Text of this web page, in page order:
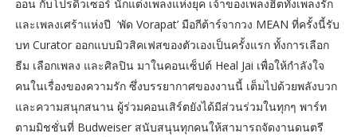
ออน กับโปรดิวเซอร์ นักแต่งเพลงแห่งยุค เจ้าของเพลงฮิตทั้งเพลงรัก
และเพลงเศร้าแห่งปี ‘พัด Vorapat’ มือกีต้าร์จากวง MEAN ที่ครั้งนี้รับ
บท Curator ออกแบบมิวสิคเฟสของตัวเองเป็นครั้งแรก ทั้งการเลือก
ธีม เลือกเพลง และศิลปิน มาในคอนเซ็ปต์ Heal Jai เพื่อให้กำลังใจ
คนในเรื่องของความรัก ซึ่งบรรยากาศของงานนี้ เต็มไปด้วยพลังบวก
และความสนุกสนาน ผู้ร่วมคอนเสิร์ตยังได้มีส่วนร่วมในทุกๆ พาร์ท
ตามมิชชั่นที่ Budweiser สนับสนุนทุกคนให้สามารถจัดงานดนตรี